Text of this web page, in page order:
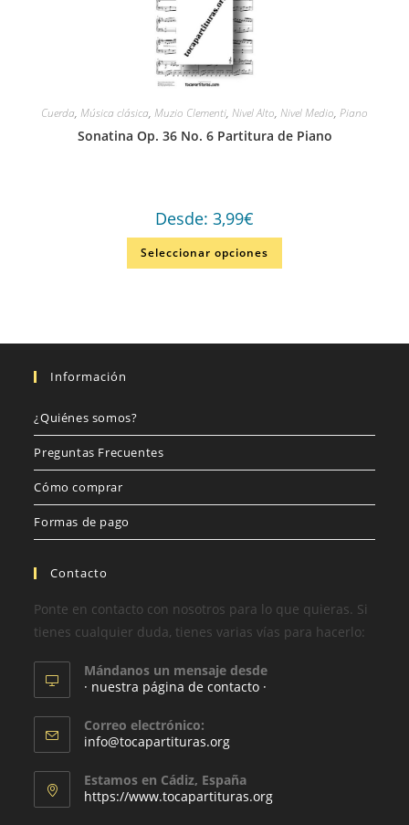
Cuerda, Música clásica, Muzio Clementi, Nivel Alto, Nivel Medio, Piano
Sonatina Op. 36 No. 6 Partitura de Piano
Desde: 3,99€
Seleccionar opciones
Información
¿Quiénes somos?
Preguntas Frecuentes
Cómo comprar
Formas de pago
Contacto
Ponte en contacto con nosotros para lo que quieras. Si
tienes cualquier duda, tienes varias vías para hacerlo:
Mándanos un mensaje desde
· nuestra página de contacto ·
Correo electrónico:
info@tocapartituras.org
Estamos en Cádiz, España
https://www.tocapartituras.org